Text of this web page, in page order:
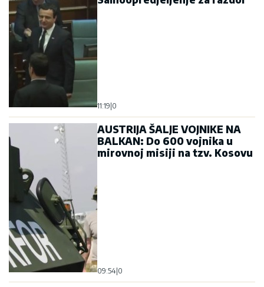
11:19 0
AUSTRIJA ŠALJE VOJNIKE NA
BALKAN: Do 600 vojnika u
mirovnoj misiji na tzv. Kosovu
09:54 0